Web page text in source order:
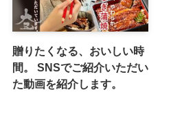
贈りたくなる、おいしい時
間。 SNSでご紹介いただい
た動画を紹介します。